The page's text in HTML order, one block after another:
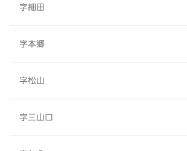
字細田
字本郷
字松山
字三山口